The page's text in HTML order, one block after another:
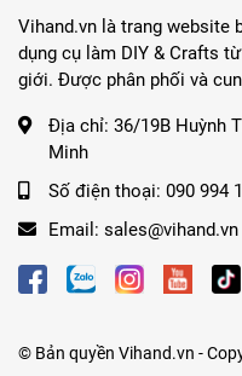
đáp ứng các yêu cầu về
thấy sự kỳ diệu, phát
ra loại mực gel hoàn
chế của Nhật Bản đã
gồm sáu loại mực với
2003 – Cải tiến các loại
Soufflé rất phổ biến để
Vihand.vn là trang website
dụng cụ làm DIY & Crafts
giới. Được phân phối và
Địa chỉ: 36/19B Huỳnh
Minh
Số điện thoại: 090 994
Email: sales@vihand.vn
© Bản quyền Vihand.vn -